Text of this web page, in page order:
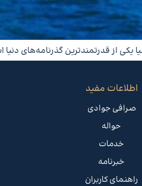
یکی از قدرتمندترین گذرنامه‌های
اطلاعات مفید
صرافی جوادی
حواله
خدمات
خبرنامه
راهنمای کاربران